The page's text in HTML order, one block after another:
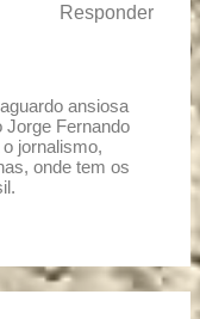
Responder
ansiosa
Jorge Fernando
jornalismo,
onde tem os